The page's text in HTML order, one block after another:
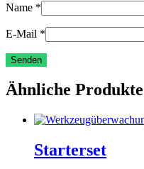
Name *
E-Mail *
Ähnliche Produkte
Starterset